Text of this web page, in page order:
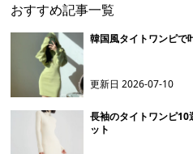
おすすめ記事一覧
韓国風タイトワンピで
更新日2026-07-10
長袖のタイトワンピ
ット